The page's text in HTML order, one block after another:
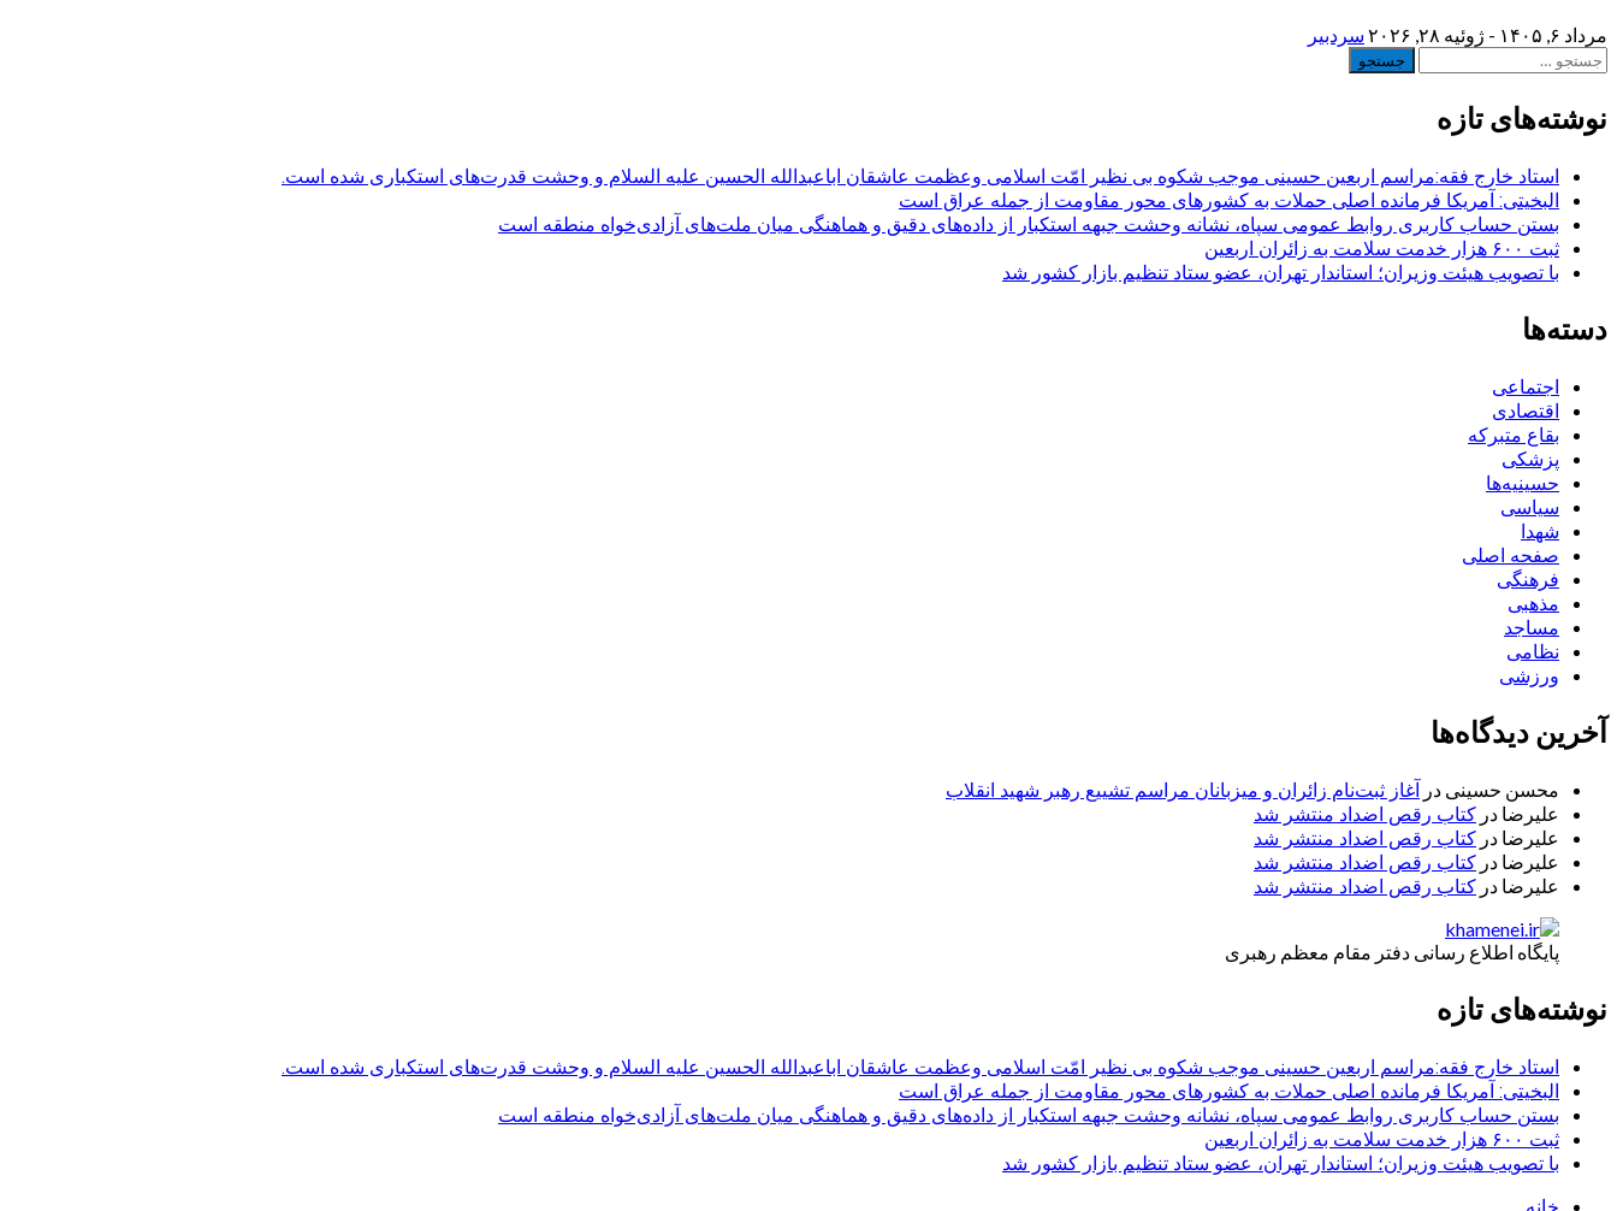
مرداد ۶, ۱۴۰۵ - ژوئیه ۲۸, ۲۰۲۶
سردبیر
جستجو
نوشته‌های تازه
استاد خارج فقه:مراسم اربعین حسینی موجب شکوه بی نظیر امّت اسلامی وعظمت عاشقان اباعبدالله الحسین علیه السلام و وحشت قدرت‌های استکباری شده است.
البخیتی: آمریکا فرمانده اصلی حملات به کشورهای محور مقاومت از جمله عراق است
بستن حساب کاربری روابط عمومی سپاه، نشانه‌ وحشت جبهه استکبار از داده‌های دقیق و هماهنگی میان ملت‌های آزادی‌خواه منطقه است
ثبت ۶۰۰ هزار خدمت سلامت به زائران اربعین
با تصویب هیئت وزیران؛ استاندار تهران، عضو ستاد تنظیم بازار کشور شد
دسته‌ها
اجتماعی
اقتصادی
بقاع متبرکه
پزشکی
حسینیه‌ها
سیاسی
شهدا
صفحه اصلی
فرهنگی
مذهبی
مساجد
نظامی
ورزشی
آخرین دیدگاه‌ها
محسن حسینی در آغاز ثبت‌نام زائران و میزبانان مراسم تشییع رهبر شهید انقلاب
علیرضا در کتاب رقص اضداد منتشر شد
علیرضا در کتاب رقص اضداد منتشر شد
علیرضا در کتاب رقص اضداد منتشر شد
علیرضا در کتاب رقص اضداد منتشر شد
پایگاه اطلاع رسانی دفتر مقام معظم رهبری
نوشته‌های تازه
استاد خارج فقه:مراسم اربعین حسینی موجب شکوه بی نظیر امّت اسلامی وعظمت عاشقان اباعبدالله الحسین علیه السلام و وحشت قدرت‌های استکباری شده است.
البخیتی: آمریکا فرمانده اصلی حملات به کشورهای محور مقاومت از جمله عراق است
بستن حساب کاربری روابط عمومی سپاه، نشانه‌ وحشت جبهه استکبار از داده‌های دقیق و هماهنگی میان ملت‌های آزادی‌خواه منطقه است
ثبت ۶۰۰ هزار خدمت سلامت به زائران اربعین
با تصویب هیئت وزیران؛ استاندار تهران، عضو ستاد تنظیم بازار کشور شد
خانه